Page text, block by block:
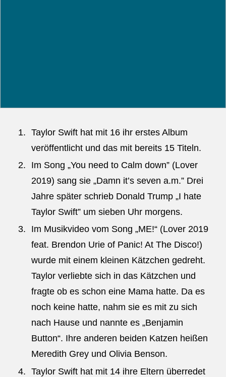
Taylor Swift hat mit 16 ihr erstes Album
veröffentlicht und das mit bereits 15 Titeln.
Im Song „You need to Calm down” (Lover
2019) sang sie „Damn it’s seven a.m.” Drei
Jahre später schrieb Donald Trump „I hate
Taylor Swift” um sieben Uhr morgens.
Im Musikvideo vom Song „ME!“ (Lover 2019
feat. Brendon Urie of Panic! At The Disco!)
wurde mit einem kleinen Kätzchen gedreht.
Taylor verliebte sich in das Kätzchen und
fragte ob es schon eine Mama hatte. Da es
noch keine hatte, nahm sie es mit zu sich
nach Hause und nannte es „Benjamin
Button“. Ihre anderen beiden Katzen heißen
Meredith Grey und Olivia Benson.
Taylor Swift hat mit 14 ihre Eltern überredet